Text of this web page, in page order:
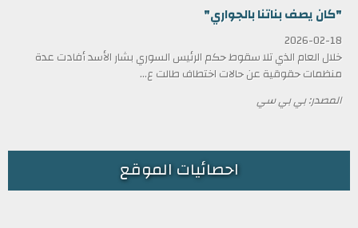
"كان يصف بناتنا بالجواري"
2026-02-18
خلال العام الذي تلا سقوط حكم الرئيس السوري بشار الأسد أفادت عدة
منظمات حقوقية عن حالات اختطاف طالت ع...
المصدر: بي بي سي
احصائيات الموقع